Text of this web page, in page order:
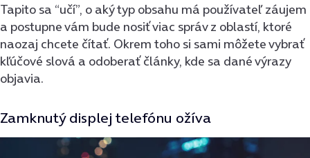
Tapito sa “učí”, o aký typ obsahu má používateľ záujem
a postupne vám bude nosiť viac správ z oblastí, ktoré
naozaj chcete čítať. Okrem toho si sami môžete vybrať
kľúčové slová a odoberať články, kde sa dané výrazy
objavia.
Zamknutý displej telefónu ožíva